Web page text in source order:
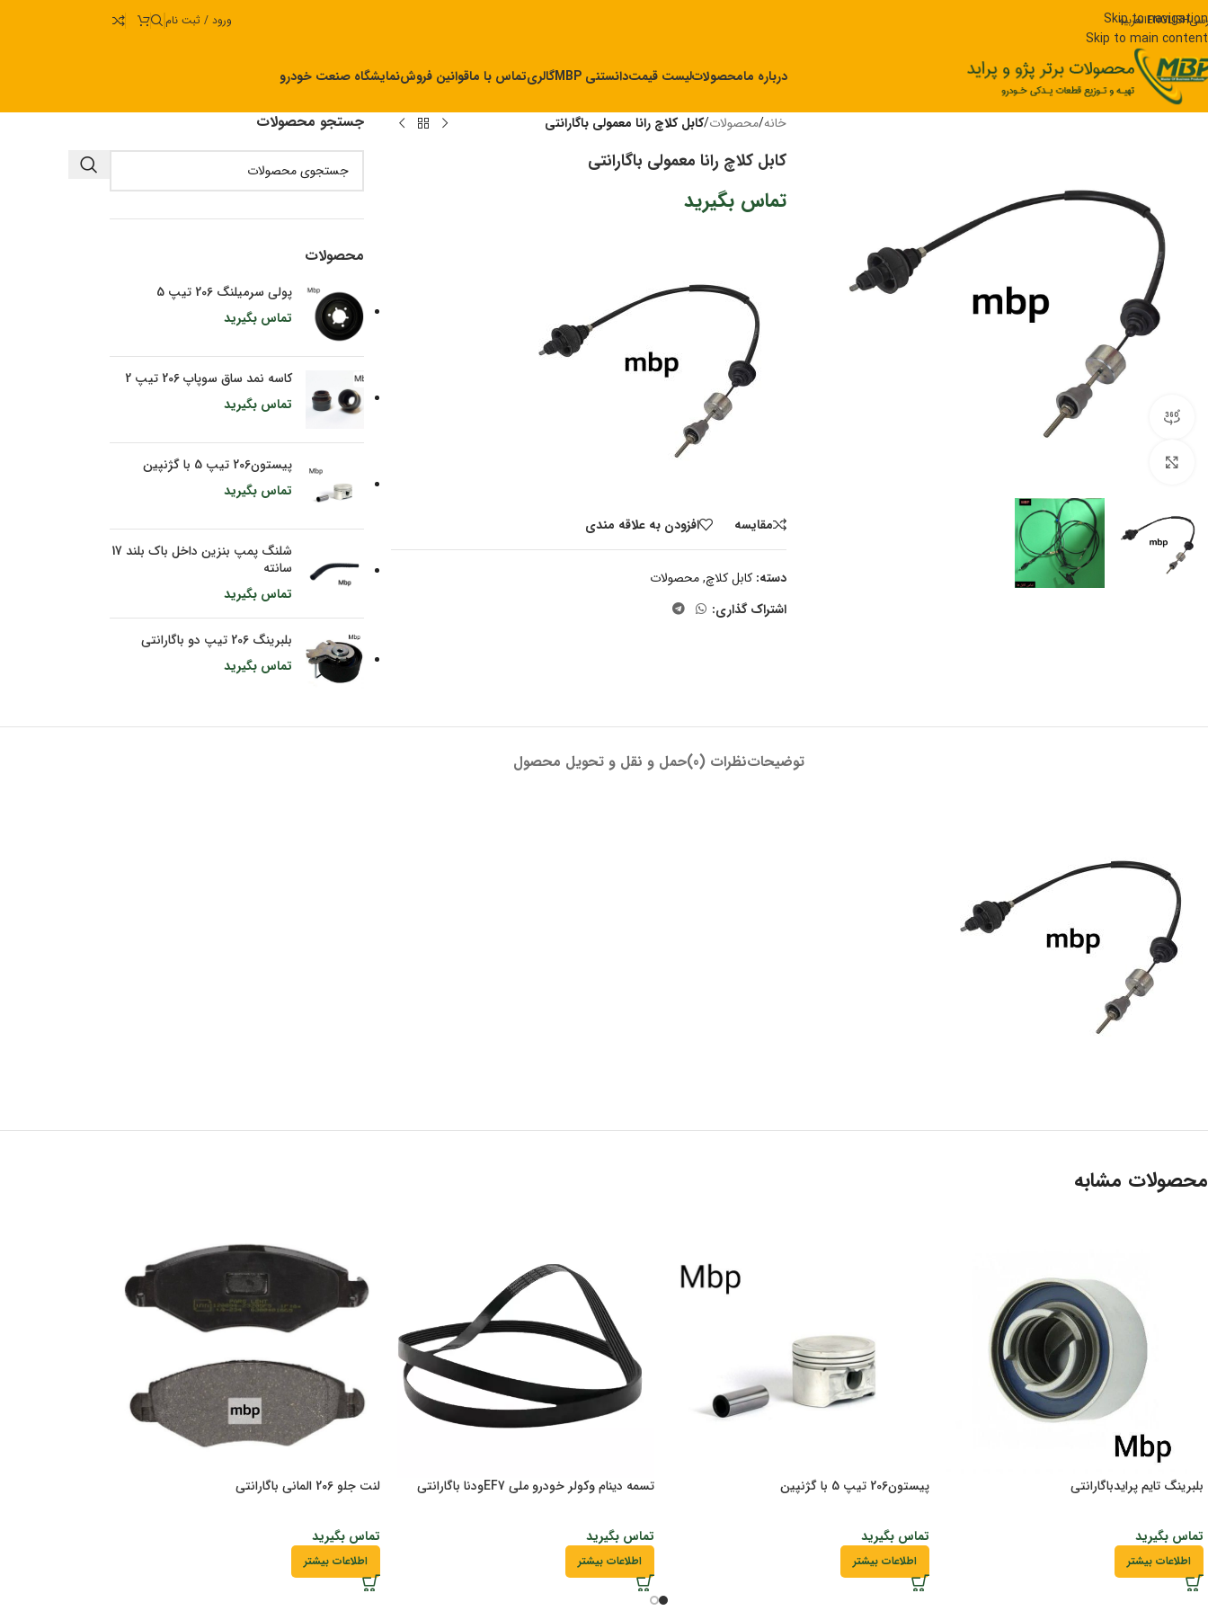
Skip to navigation
Skip to main content
ENGLISHالعربیه ورود / ثبت نام
درباره مامحصولاتلیست قیمتدانستنی MBP گالریتماس با ماقوانین فروشنمایشگاه صنعت خودرو
خانه/محصولات/کابل کلاچ رانا معمولی باگارانتی
کابل کلاچ رانا معمولی باگارانتی
تماس بگیرید
مقايسه افزودن به علاقه مندی
دسته: کابل کلاچ, محصولات
اشتراک گذاری:
جستجو محصولات
محصولات
پولی سرمیلنگ 206 تیپ 5
تماس بگیرید
کاسه نمد ساق سوپاپ 206 تیپ 2
تماس بگیرید
پیستون206 تیپ 5 با گژنپین
تماس بگیرید
شلنگ پمپ بنزین داخل باک بلند 17
سانته
تماس بگیرید
بلبرینگ 206 تیپ دو باگارانتی
تماس بگیرید
توضیحاتنظرات (0) حمل و نقل و تحویل محصول
محصولات مشابه
بلبرینگ تایم پرایدباگارانتی
تماس بگیرید
اطلاعات بیشتر
پیستون206 تیپ 5 با گژنپین
تماس بگیرید
اطلاعات بیشتر
تسمه دینام وکولر خودرو ملی EF7ودنا باگارانتی
تماس بگیرید
اطلاعات بیشتر
لنت جلو 206 المانی باگارانتی
تماس بگیرید
اطلاعات بیشتر